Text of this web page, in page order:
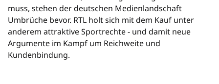
muss, stehen der deutschen Medienlandschaft
Umbrüche bevor. RTL holt sich mit dem Kauf unter
anderem attraktive Sportrechte - und damit neue
Argumente im Kampf um Reichweite und
Kundenbindung.